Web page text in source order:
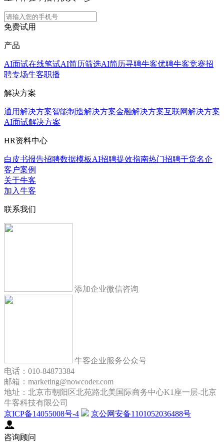
免费试用
产品
AI面试在线笔试AI简历筛选AI简历寻聘牛客优聘牛客竞赛招
聘专场牛客职播
解决方案
通用解决方案智能制造解决方案金融解决方案互联网解决方案
AI面试解决方案
HR资料中心
白皮书报告招聘数据模板AI招聘提效指南热门招聘干货名企
客户案例
关于牛客
加入牛客
联系我们
添加企业微信咨询
牛客企业服务公众号
电话：010-84873384
邮箱：marketing@nowcoder.com
地址：北京市朝阳区北苑路北美国际商务中心K1座一层-北京
牛客科技有限公司
京ICP备14055008号-4
京公网安备1101052036488号
咨询顾问